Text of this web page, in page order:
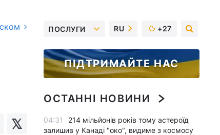
ПОСЛУГИ RU +27
ПІДТРИМАЙТЕ НАС
ОСТАННІ НОВИНИ
04:31
214 мільйонів років тому астероїд
залишив у Канаді "око", видиме з космосу